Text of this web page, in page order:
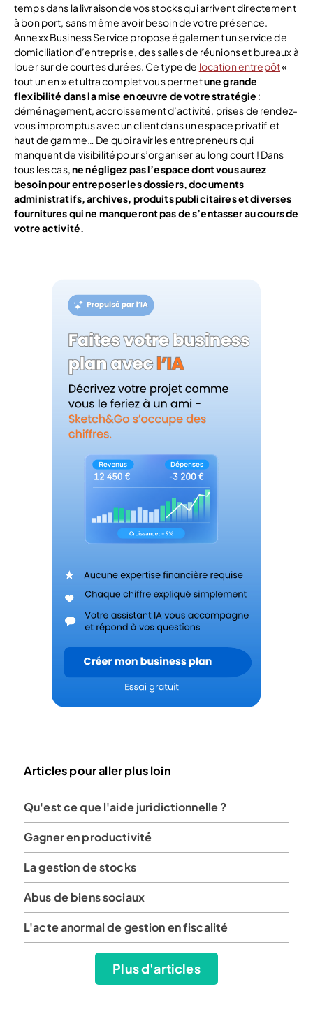
temps dans la livraison de vos stocks qui arrivent directement
à bon port, sans même avoir besoin de votre présence.
Annexx Business Service propose également un service de
domiciliation d’entreprise, des salles de réunions et bureaux à
louer sur de courtes durées. Ce type de location entrepôt«
tout un en » et ultra complet vous permetune grande
flexibilité dans la mise en œuvre de votre stratégie :
déménagement, accroissement d’activité, prises de rendez-
vous impromptus avec un client dans un espace privatif et
haut de gamme… De quoi ravir les entrepreneurs qui
manquent de visibilité pour s’organiser au long court ! Dans
tous les cas,ne négligez pas l’espace dont vous aurez
besoin pour entreposer les dossiers, documents
administratifs, archives, produits publicitaires et diverses
fournitures qui ne manqueront pas de s’entasser au cours de
votre activité.
Articles pour aller plus loin
Qu'est ce que l'aide juridictionnelle ?
Gagner en productivité
La gestion de stocks
Abus de biens sociaux
L'acte anormal de gestion en fiscalité
Plus d'articles